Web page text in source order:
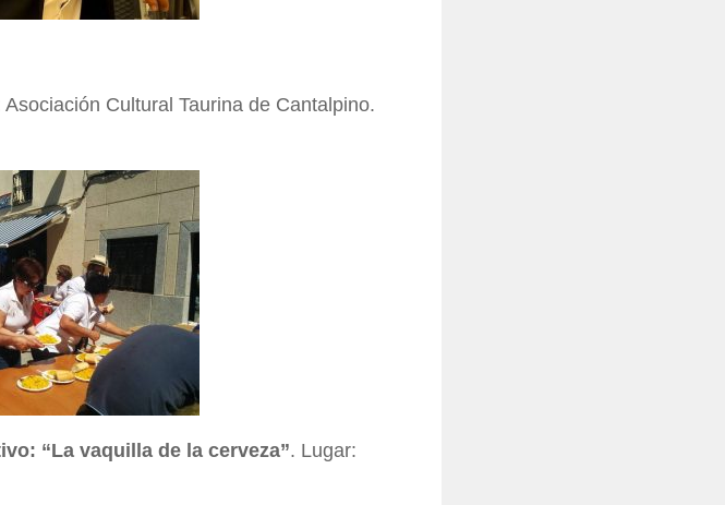
Asociación Cultural Taurina de Cantalpino.
“La vaquilla de la cerveza”. Lugar: